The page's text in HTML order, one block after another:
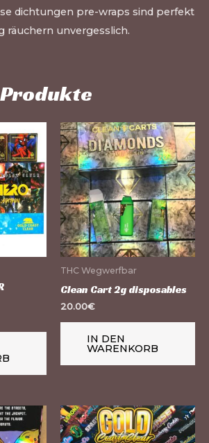
dichtungen pre-wraps sind perfekt
räuchern unvergesslich.
THC Wegwerfbar
Clean Cart 2g disposables
20.00€
IN DEN
WARENKORB